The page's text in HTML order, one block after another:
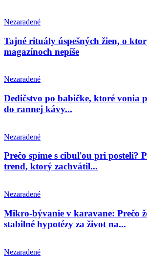
Nezaradené
Tajné rituály úspešných žien, o
magazínoch nepíše
Nezaradené
Dedičstvo po babičke, ktoré vonia
do rannej kávy...
Nezaradené
Prečo spíme s cibuľou pri posteli?
trend, ktorý zachvátil...
Nezaradené
Mikro-bývanie v karavane: Prečo
stabilné hypotézy za život na...
Nezaradené